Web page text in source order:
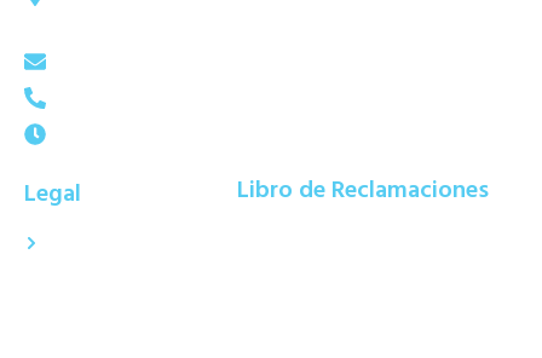
Legal Libro de Reclamaciones